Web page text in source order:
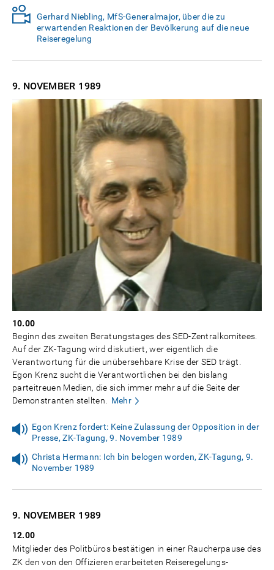
Gerhard Niebling, MfS-Generalmajor, über die zu
erwartenden Reaktionen der Bevölkerung auf die neue
Reiseregelung
9. NOVEMBER 1989
10.00
Beginn des zweiten Beratungstages des SED-Zentralkomitees.
Auf der ZK-Tagung wird diskutiert, wer eigentlich die
Verantwortung für die unübersehbare Krise der SED trägt.
Egon Krenz sucht die Verantwortlichen bei den bislang
parteitreuen Medien, die sich immer mehr auf die Seite der
Demonstranten stellten. Mehr
Egon Krenz fordert: Keine Zulassung der Opposition in der
Presse, ZK-Tagung, 9. November 1989
Christa Hermann: Ich bin belogen worden, ZK-Tagung, 9.
November 1989
9. NOVEMBER 1989
12.00
Mitglieder des Politbüros bestätigen in einer Raucherpause des
ZK den von den Offizieren erarbeiteten Reiseregelungs-